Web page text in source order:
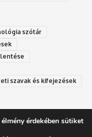
Ps‮gólohciz‬ia s‮átóz‬r
szavak és kifejezések
érdekében sütiket